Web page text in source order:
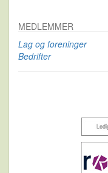
MEDLEMMER
Lag og foreninger
Bedrifter